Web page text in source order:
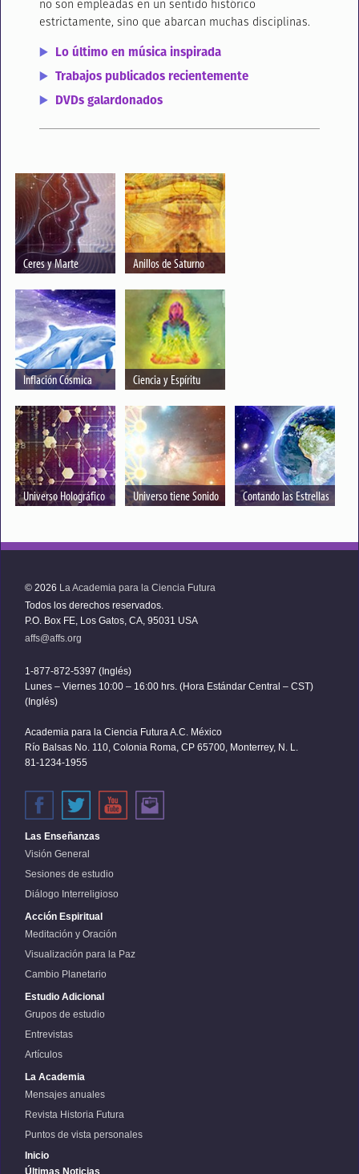
no son empleadas en un sentido histórico
estrictamente, sino que abarcan muchas disciplinas.
Lo último en música inspirada
Trabajos publicados recientemente
DVDs galardonados
Ceres y Marte Anillos de Saturno
Inflación Cósmica Ciencia y Espíritu
Universo Holográfico Universo tiene Sonido Contando las Estrellas
© 2026 La Academia para la Ciencia Futura
Todos los derechos reservados.
P.O. Box FE, Los Gatos, CA, 95031 USA
affs@affs.org
1-877-872-5397 (Inglés)
Lunes – Viernes 10:00 – 16:00 hrs. (Hora Estándar Central – CST)
(Inglés)
Academia para la Ciencia Futura A.C. México
Río Balsas No. 110, Colonia Roma, CP 65700, Monterrey, N. L.
81-1234-1955
Las Enseñanzas
Visión General
Sesiones de estudio
Diálogo Interreligioso
Acción Espiritual
Meditación y Oración
Visualización para la Paz
Cambio Planetario
Estudio Adicional
Grupos de estudio
Entrevistas
Artículos
La Academia
Mensajes anuales
Revista Historia Futura
Puntos de vista personales
Inicio